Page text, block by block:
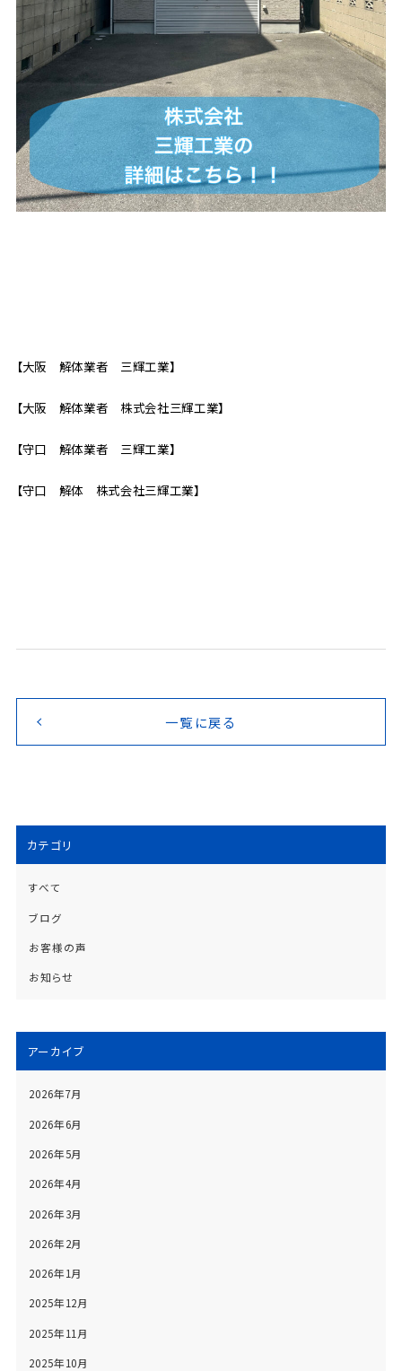
【大阪 解体業者 三輝工業】
【大阪 解体業者 株式会社三輝工業】
【守口 解体業者 三輝工業】
【守口 解体 株式会社三輝工業】
一覧に戻る
カテゴリ
すべて
ブログ
お客様の声
お知らせ
アーカイブ
2026年7月
2026年6月
2026年5月
2026年4月
2026年3月
2026年2月
2026年1月
2025年12月
2025年11月
2025年10月